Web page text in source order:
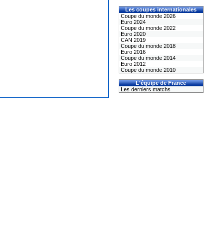
Les coupes internationales
Coupe du monde 2026
Euro 2024
Coupe du monde 2022
Euro 2020
CAN 2019
Coupe du monde 2018
Euro 2016
Coupe du monde 2014
Euro 2012
Coupe du monde 2010
L'équipe de France
Les derniers matchs